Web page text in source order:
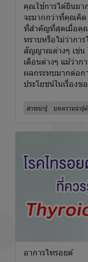
คุณใช้การได้ยินมา
จะมากกว่าที่คุณคิด
ที่สำคัญที่สุดเมื่อคุ
ทราบหรือไม่ว่ากา
สัญญาณต่างๆ เช่น
เตือนต่างๆ แม้ว่าก
ผลกระทบมากต่อก
ประโยชน์ในเรื่องข
สาระน่ารู้ บทความน่ารู้
อาการไทรอยด์